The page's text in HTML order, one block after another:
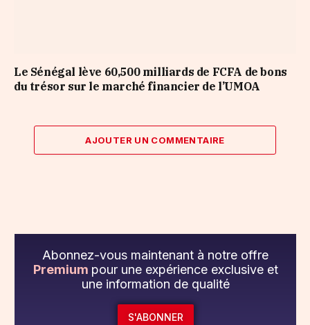
Le Sénégal lève 60,500 milliards de FCFA de bons
du trésor sur le marché financier de l’UMOA
AJOUTER UN COMMENTAIRE
Abonnez-vous maintenant à notre offre
Premium pour une expérience exclusive et
une information de qualité
S'ABONNER